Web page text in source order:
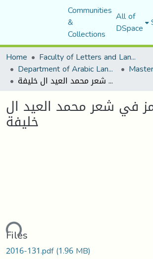
Communities
&
Collections
All of
DSpace
Home
Faculty of Letters and Languages
Department of Arabic Language and Literature
توظيف الرمز في شعر محمد العيد ال خليفة
في شعر محمد العيد ال
خليفة
Files
2016-131.pdf(1.96 MB)